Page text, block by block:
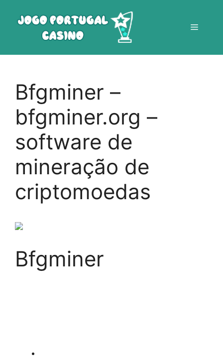
Menu
Bfgminer –
bfgminer.org –
software de
mineração de
criptomoedas
Bfgminer